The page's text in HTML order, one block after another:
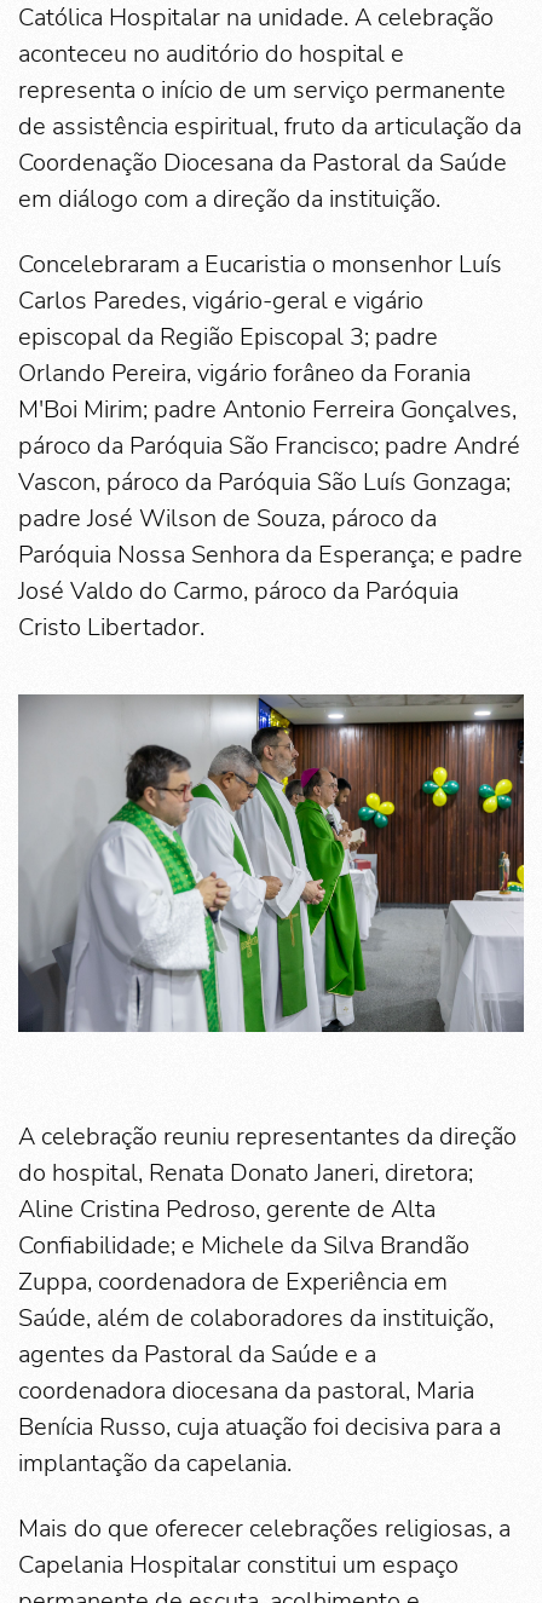
Católica Hospitalar na unidade. A celebração
aconteceu no auditório do hospital e
representa o início de um serviço permanente
de assistência espiritual, fruto da articulação da
Coordenação Diocesana da Pastoral da Saúde
em diálogo com a direção da instituição.
Concelebraram a Eucaristia o monsenhor Luís
Carlos Paredes, vigário-geral e vigário
episcopal da Região Episcopal 3; padre
Orlando Pereira, vigário forâneo da Forania
M'Boi Mirim; padre Antonio Ferreira Gonçalves,
pároco da Paróquia São Francisco; padre André
Vascon, pároco da Paróquia São Luís Gonzaga;
padre José Wilson de Souza, pároco da
Paróquia Nossa Senhora da Esperança; e padre
José Valdo do Carmo, pároco da Paróquia
Cristo Libertador.
A celebração reuniu representantes da direção
do hospital, Renata Donato Janeri, diretora;
Aline Cristina Pedroso, gerente de Alta
Confiabilidade; e Michele da Silva Brandão
Zuppa, coordenadora de Experiência em
Saúde, além de colaboradores da instituição,
agentes da Pastoral da Saúde e a
coordenadora diocesana da pastoral, Maria
Benícia Russo, cuja atuação foi decisiva para a
implantação da capelania.
Mais do que oferecer celebrações religiosas, a
Capelania Hospitalar constitui um espaço